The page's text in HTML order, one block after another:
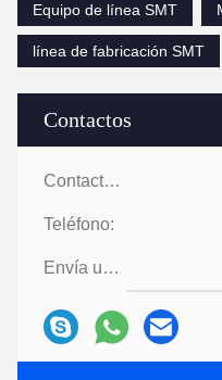
Contactos
Contactos:
Teléfono:
Envía un fax.:
Equipo de línea SMT
línea de fabricación SMT